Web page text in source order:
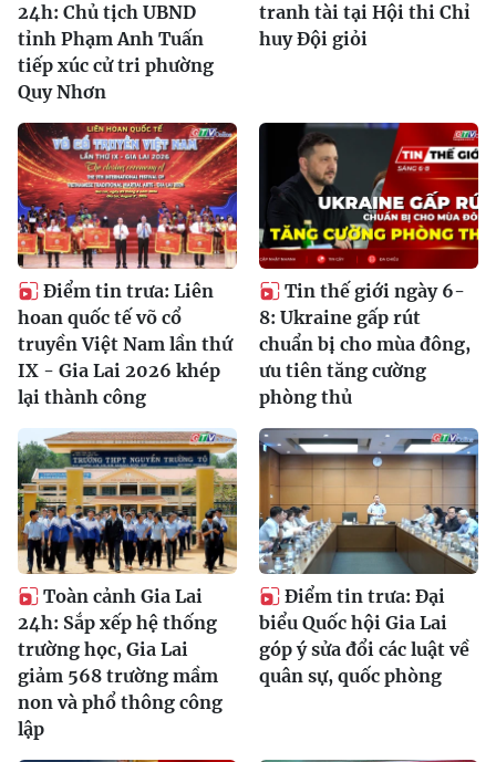
24h: Chủ tịch UBND
tỉnh Phạm Anh Tuấn
tiếp xúc cử tri phường
Quy Nhơn
tranh tài tại Hội thi Chỉ
huy Đội giỏi
Điểm tin trưa: Liên
hoan quốc tế võ cổ
truyền Việt Nam lần thứ
IX - Gia Lai 2026 khép
lại thành công
Tin thế giới ngày 6-
8: Ukraine gấp rút
chuẩn bị cho mùa đông,
ưu tiên tăng cường
phòng thủ
Toàn cảnh Gia Lai
24h: Sắp xếp hệ thống
trường học, Gia Lai
giảm 568 trường mầm
non và phổ thông công
lập
Điểm tin trưa: Đại
biểu Quốc hội Gia Lai
góp ý sửa đổi các luật về
quân sự, quốc phòng